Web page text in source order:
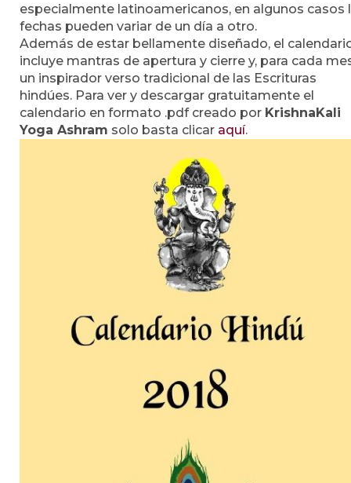
especialmente latinoamericanos, en algunos casos
fechas pueden variar de un día a otro.
Además de estar bellamente diseñado, el
incluye mantras de apertura y cierre y, para cada
un inspirador verso tradicional de las Escrituras
hindúes. Para ver y descargar gratuitamente el
calendario en formato .pdf creado por KrishnaKali
Yoga Ashram solo basta clicar aquí.